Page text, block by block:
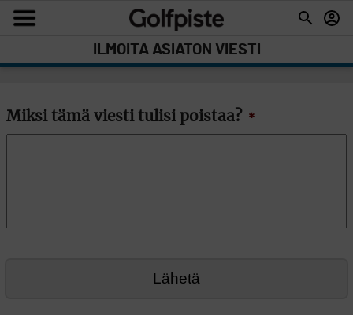
ILMOITA ASIATON VIESTI
Miksi tämä viesti tulisi poistaa? *